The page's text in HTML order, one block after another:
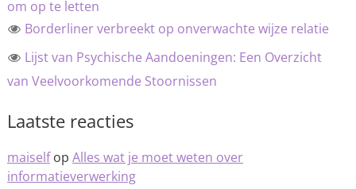
om op te letten
Borderliner verbreekt op onverwachte wijze relatie
Lijst van Psychische Aandoeningen: Een Overzicht
van Veelvoorkomende Stoornissen
Laatste reacties
maiselfop Alles wat je moet weten over
informatieverwerking